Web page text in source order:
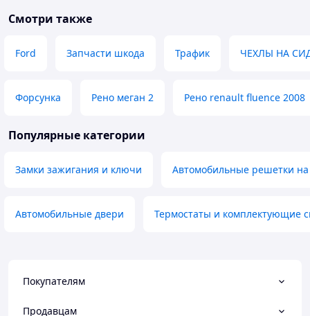
Смотри также
Ford Запчасти шкода Трафик ЧЕХЛЫ НА
Форсунка Рено меган 2 Рено renault fluence 2008
Популярные категории
Замки зажигания и ключи Автомобильные решетки
Автомобильные двери Термостаты и комплектующие
Покупателям
Продавцам